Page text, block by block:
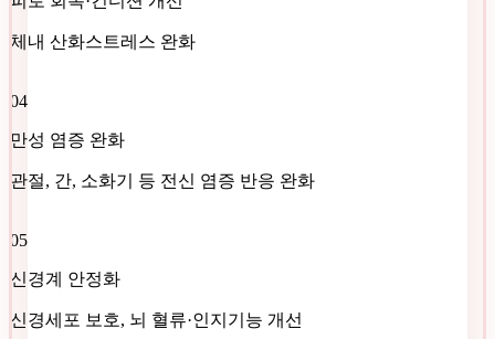
체내 산화스트레스 완화
04
만성 염증 완화
관절, 간, 소화기 등 전신 염증 반응 완화
05
신경계 안정화
신경세포 보호, 뇌 혈류·인지기능 개선